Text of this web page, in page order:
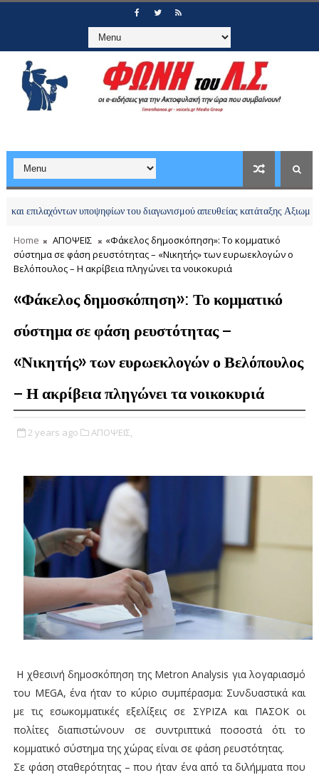
υποψηφίων του διαγωνισμού απευθείας κατάταξης Αξιωματικών
Home ΑΠΟΨΕΙΣ
«Φάκελος δημοσκόπηση»: Το κομματικό
σύστημα σε φάση ρευστότητας – «Νικητής» των ευρωεκλογών ο
Βελόπουλος – Η ακρίβεια πληγώνει τα νοικοκυριά
«Φάκελος δημοσκόπηση»: Το κομματικό
σύστημα σε φάση ρευστότητας –
«Νικητής» των ευρωεκλογών ο Βελόπουλος
– Η ακρίβεια πληγώνει τα νοικοκυριά
2 years ago ΑΠΟΨΕΙΣ,
Η χθεσινή δημοσκόπηση της Metron Analysis για λογαριασμό
του MEGA, ένα ήταν το κύριο συμπέρασμα: Συνδυαστικά και
με τις εσωκομματικές εξελίξεις σε ΣΥΡΙΖΑ και ΠΑΣΟΚ οι
πολίτες διαπιστώνουν σε συντριπτικά ποσοστά ότι το
κομματικό σύστημα της χώρας είναι σε φάση ρευστότητας.
Σε φάση σταθερότητας – που ήταν ένα από τα διλήμματα που